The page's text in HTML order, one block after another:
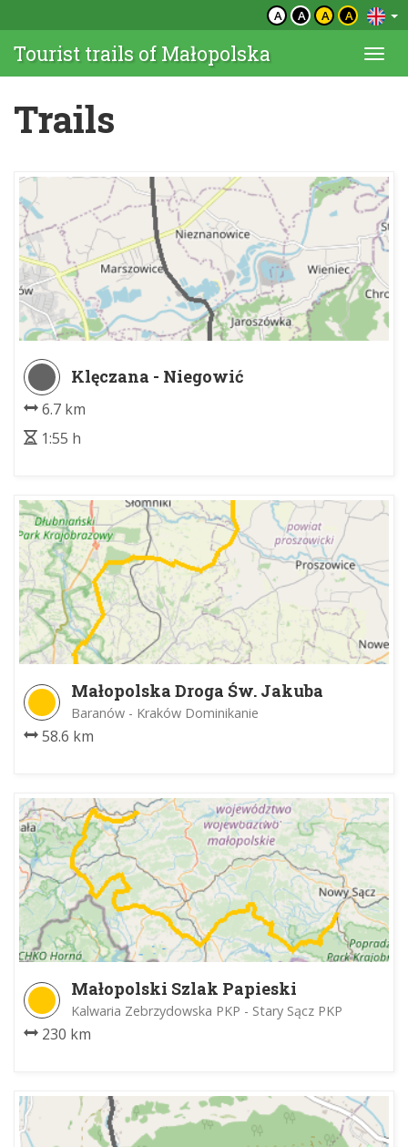
A A A A
Tourist trails of Małopolska
Trails
Klęczana - Niegowić
6.7 km
1:55 h
Małopolska Droga Św. Jakuba
Baranów - Kraków Dominikanie
58.6 km
Małopolski Szlak Papieski
Kalwaria Zebrzydowska PKP - Stary Sącz PKP
230 km